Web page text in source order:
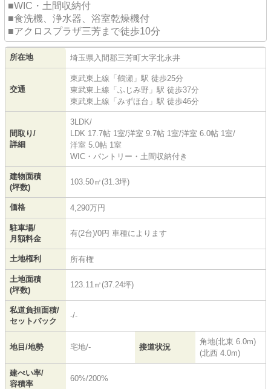
■WIC・土間収納付
■食洗機、浄水器、浴室乾燥機付
■アクロスプラザ三芳まで徒歩10分
所在地 埼玉県入間郡三芳町大字北永井
交通
東武東上線 「 鶴瀬 」駅 徒歩25分
東武東上線 「 ふじみ野 」駅 徒歩37分
東武東上線 「 みずほ台 」駅 徒歩46分
間取り/
詳細
3LDK/
LDK 17.7帖 1室/洋室 9.7帖 1室/洋室 6.0帖 1室/
洋室 5.0帖 1室
WIC・パントリー・土間収納付き
建物面積
(坪数)
103.50㎡(31.3坪)
価格 4,290万円
駐車場/
月額料金
有(2台)/0円 車種によります
土地権利 所有権
土地面積
(坪数)
123.11㎡(37.24坪)
私道負担面積/
セットバック
-/-
地目/地勢 宅地/- 接道状況
角地(北東 6.0m)
(北西 4.0m)
建ぺい率/
容積率
60%/200%